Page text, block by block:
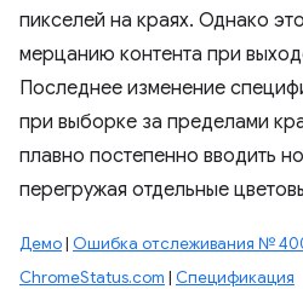
пикселей на краях. Однако
мерцанию контента при
Последнее изменение
при выборке за пределами
плавно постепенно вводить
перегружая отдельные
Демо| Ошибка отслеживания №
ChromeStatus.com | Спецификация